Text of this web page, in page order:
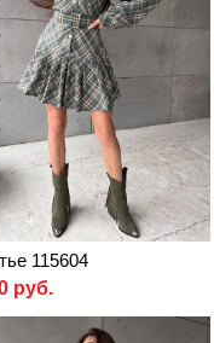
115604
руб.